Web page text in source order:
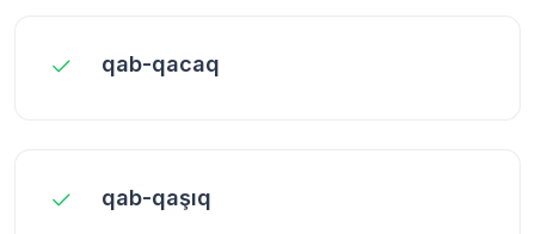
qab-qacaq
qab-qaşıq